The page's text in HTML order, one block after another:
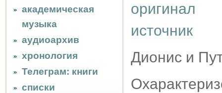
академическая
музыка
аудиоархив
хронология
Телеграм: книги
списки
оригинал
источник
Дионис и